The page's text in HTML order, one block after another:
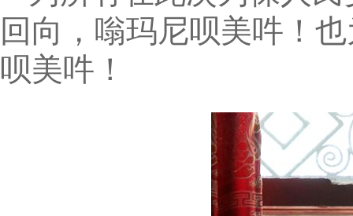
回向，嗡玛尼呗美吽！
呗美吽！